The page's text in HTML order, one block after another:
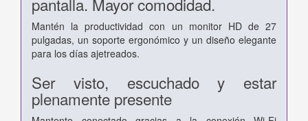
Mantén la productividad con un monitor HD de 27
pulgadas, un soporte ergonómico y un diseño elegante
para los días ajetreados.
Ser visto, escuchado y estar
plenamente presente